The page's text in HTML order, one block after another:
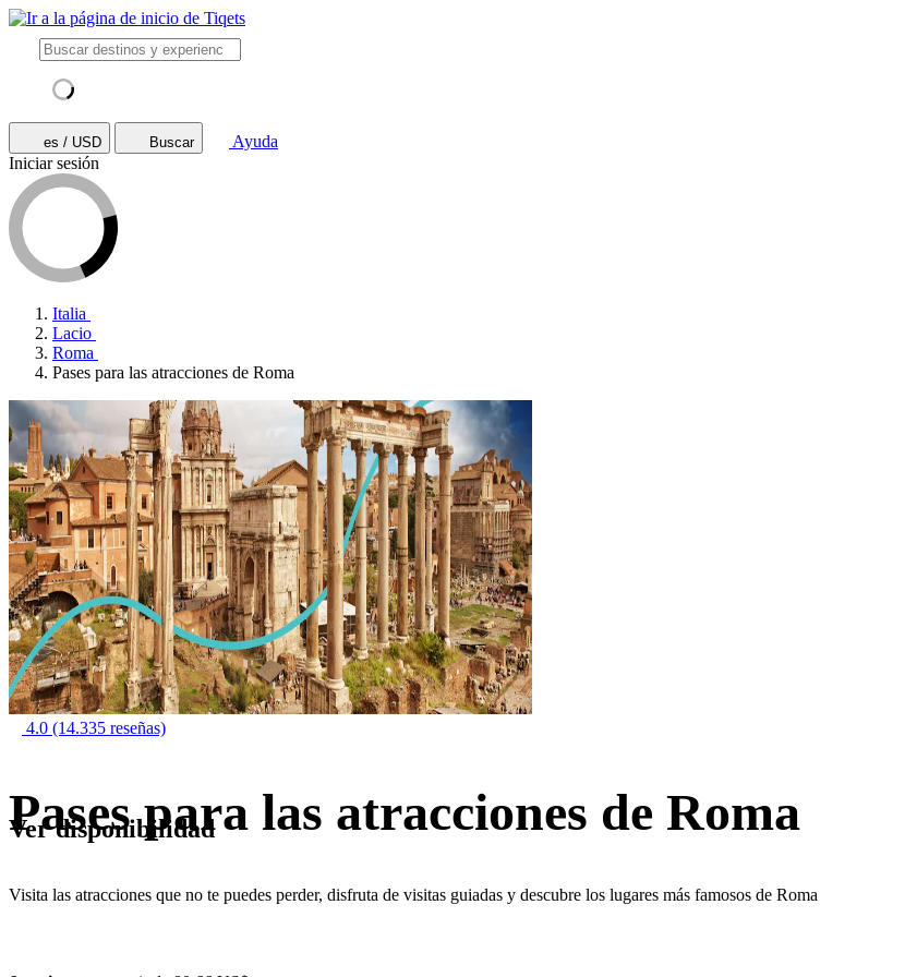
es / USD Buscar
Ayuda
Iniciar sesión
Italia
Lacio
Roma
Pases para las atracciones de Roma
4.0 (14.335 reseñas)
Pases para las atracciones de Roma
Visita las atracciones que no te puedes perder, disfruta de visitas guiadas y descubre los lugares más famosos de Roma
Ver disponibilidad